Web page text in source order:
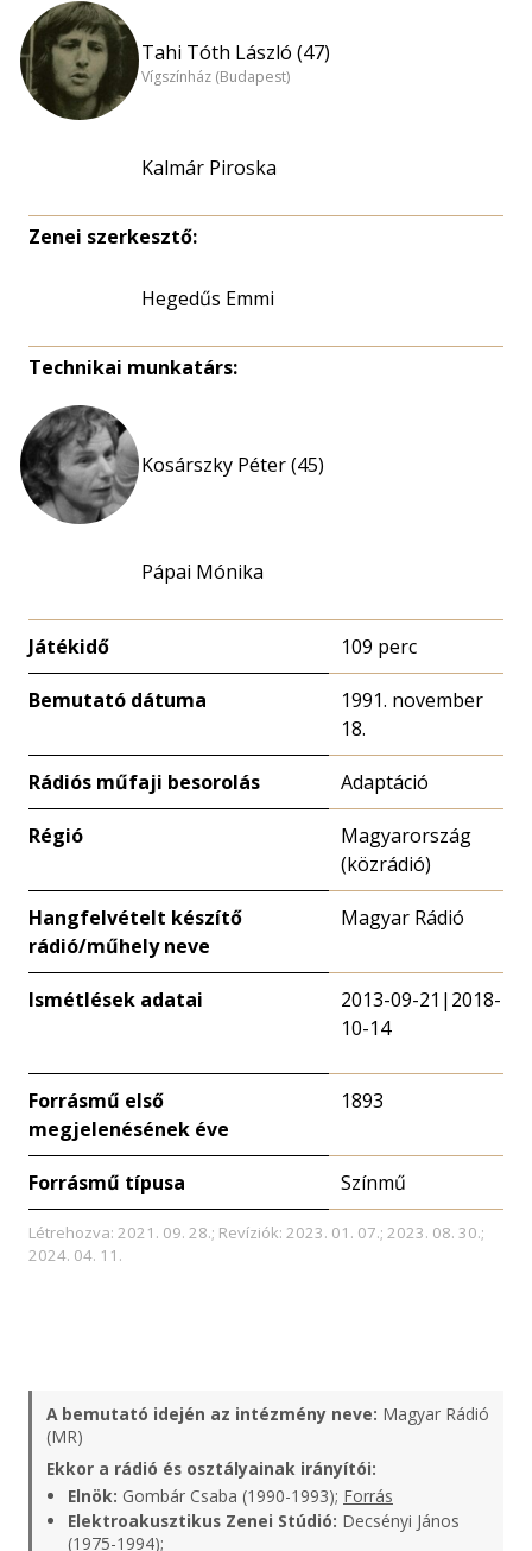
Tahi Tóth László (47)
Vígszínház (Budapest)
Kalmár Piroska
Zenei szerkesztő:
Hegedűs Emmi
Technikai munkatárs:
Kosárszky Péter (45)
Pápai Mónika
Játékidő 109 perc
Bemutató dátuma
1991. november
18.
Rádiós műfaji besorolás Adaptáció
Régió
Magyarország
(közrádió)
Hangfelvételt készítő
rádió/műhely neve
Magyar Rádió
Ismétlések adatai
2013-09-21|2018-
10-14
Forrásmű első
megjelenésének éve
1893
Forrásmű típusa Színmű
Létrehozva: 2021. 09. 28.; Revíziók: 2023. 01. 07.; 2023. 08. 30.;
2024. 04. 11.
A bemutató idején az intézmény neve: Magyar Rádió
(MR)
Ekkor a rádió és osztályainak irányítói:
Elnök: Gombár Csaba (1990-1993); Forrás
Elektroakusztikus Zenei Stúdió: Decsényi János
(1975-1994);